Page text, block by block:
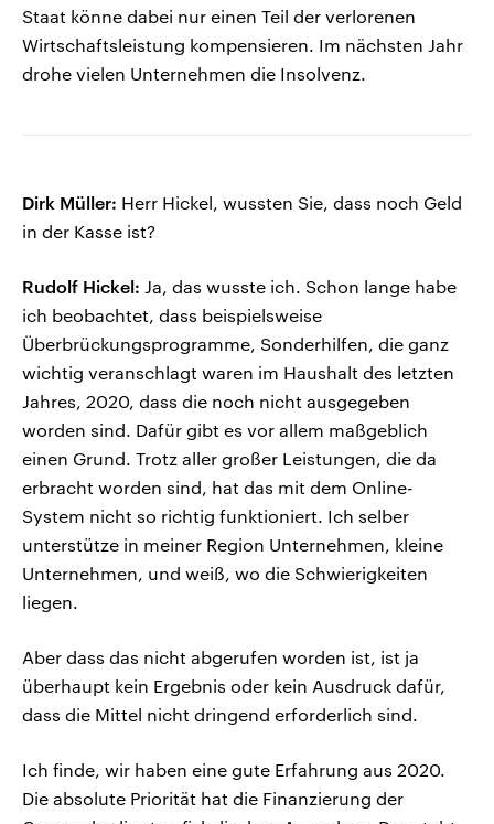
Staat könne dabei nur einen Teil der verlorenen
Wirtschaftsleistung kompensieren. Im nächsten Jahr
drohe vielen Unternehmen die Insolvenz.
Dirk Müller: Herr Hickel, wussten Sie, dass noch Geld
in der Kasse ist?
Rudolf Hickel: Ja, das wusste ich. Schon lange habe
ich beobachtet, dass beispielsweise
Überbrückungsprogramme, Sonderhilfen, die ganz
wichtig veranschlagt waren im Haushalt des letzten
Jahres, 2020, dass die noch nicht ausgegeben
worden sind. Dafür gibt es vor allem maßgeblich
einen Grund. Trotz aller großer Leistungen, die da
erbracht worden sind, hat das mit dem Online-
System nicht so richtig funktioniert. Ich selber
unterstütze in meiner Region Unternehmen, kleine
Unternehmen, und weiß, wo die Schwierigkeiten
liegen.
Aber dass das nicht abgerufen worden ist, ist ja
überhaupt kein Ergebnis oder kein Ausdruck dafür,
dass die Mittel nicht dringend erforderlich sind.
Ich finde, wir haben eine gute Erfahrung aus 2020.
Die absolute Priorität hat die Finanzierung der